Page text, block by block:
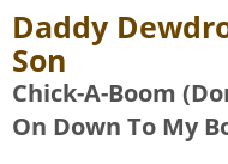
Daddy
Son
Chick-A-Boom
On Down To My